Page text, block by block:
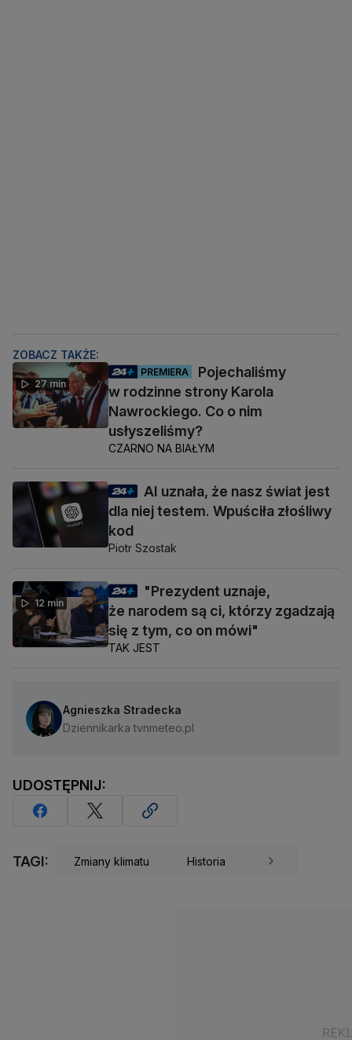
ZOBACZ TAKŻE:
27 min
PREMIERA
Pojechaliśmy
w rodzinne strony Karola
Nawrockiego. Co o nim
usłyszeliśmy?
CZARNO NA BIAŁYM
AI uznała, że nasz świat jest
dla niej testem. Wpuściła złośliwy
kod
Piotr Szostak
12 min
"Prezydent uznaje,
że narodem są ci, którzy zgadzają
się z tym, co on mówi"
TAK JEST
Agnieszka Stradecka
Dziennikarka tvnmeteo.pl
UDOSTĘPNIJ:
TAGI: Zmiany klimatu Historia